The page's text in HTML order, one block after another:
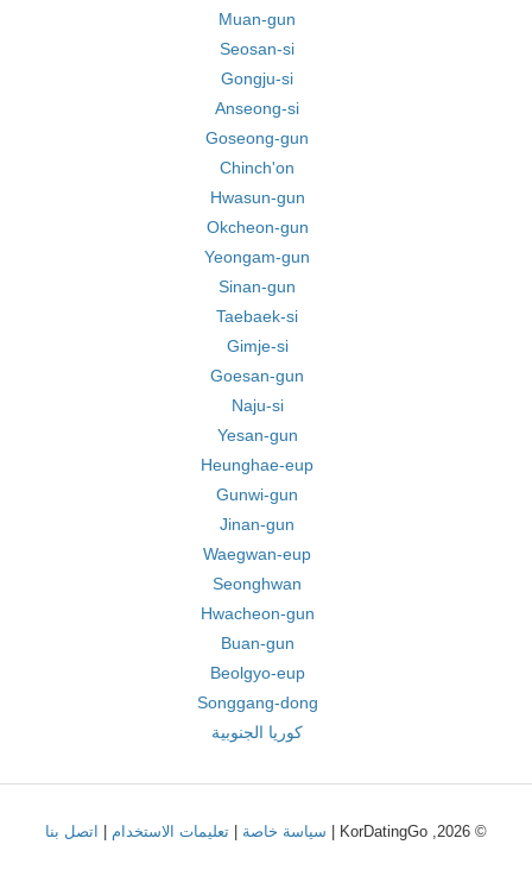
Muan-gun
Seosan-si
Gongju-si
Anseong-si
Goseong-gun
Chinch'on
Hwasun-gun
Okcheon-gun
Yeongam-gun
Sinan-gun
Taebaek-si
Gimje-si
Goesan-gun
Naju-si
Yesan-gun
Heunghae-eup
Gunwi-gun
Jinan-gun
Waegwan-eup
Seonghwan
Hwacheon-gun
Buan-gun
Beolgyo-eup
Songgang-dong
كوريا الجنوبية
© 2026, KorDatingGo | سياسة خاصة تعليمات الاستخدام اتصل بنا